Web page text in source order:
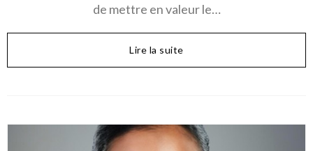
de mettre en valeur le…
Lire la suite